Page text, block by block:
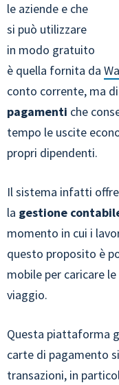
le aziende e che
si può utilizzare
in modo gratuito
è quella fornita da
conto corrente, ma
pagamenti che
tempo le uscite
propri dipendenti.
Il sistema infatti
la gestione
momento in cui i
questo proposito è
mobile per caricare
viaggio.
Questa piattaforma
carte di pagamento
transazioni, in